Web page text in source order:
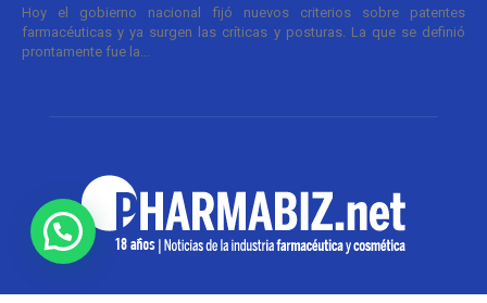
Hoy el gobierno nacional fijó nuevos criterios sobre patentes
farmacéuticas y ya surgen las críticas y posturas. La que se definió
prontamente fue la...